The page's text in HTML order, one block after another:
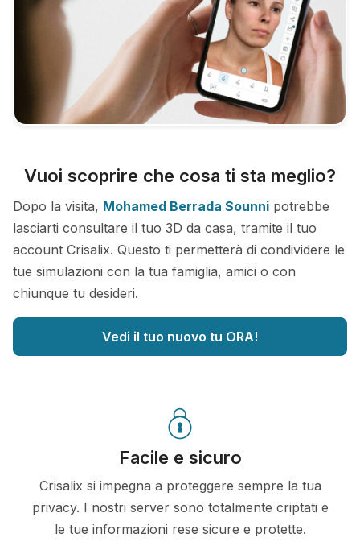
Vuoi scoprire che cosa ti sta meglio?
Dopo la visita, Mohamed Berrada Sounni potrebbe
lasciarti consultare il tuo 3D da casa, tramite il tuo
account Crisalix. Questo ti permetterà di condividere le
tue simulazioni con la tua famiglia, amici o con
chiunque tu desideri.
Vedi il tuo nuovo tu ORA!
Facile e sicuro
Crisalix si impegna a proteggere sempre la tua
privacy. I nostri server sono totalmente criptati e
le tue informazioni rese sicure e protette.